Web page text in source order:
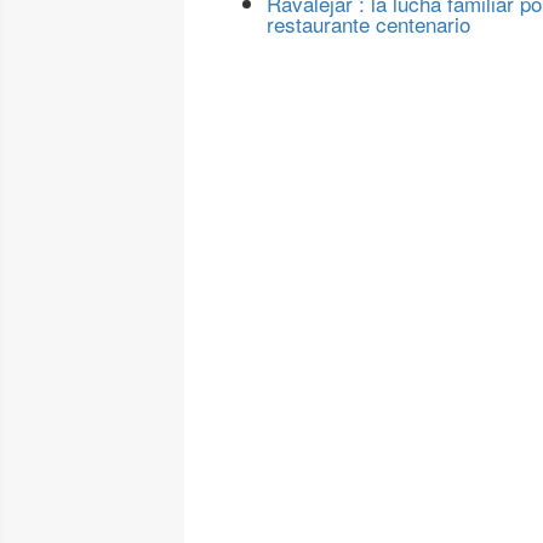
restaurante centenario